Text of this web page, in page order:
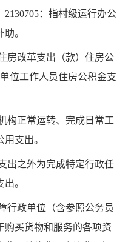
2130705：指村级运行办公
。
房改革支出（款）住房公
位工作人员住房公积金支
构正常运转、完成日常工
支出。
出之外为完成特定行政任
。
行政单位（含参照公务员
购买货物和服务的各项资